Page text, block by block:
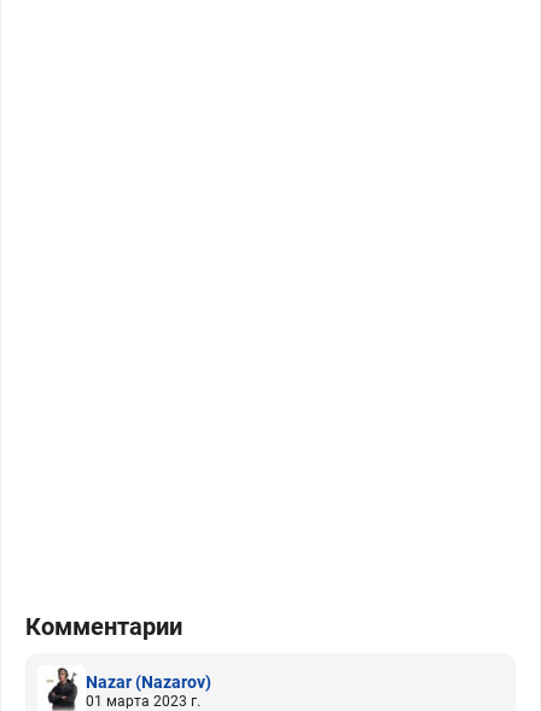
Комментарии
Nazar(Nazarov)
01 марта 2023 г.